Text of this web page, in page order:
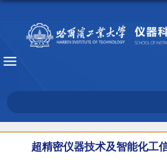
超精密仪器技术及智能化工